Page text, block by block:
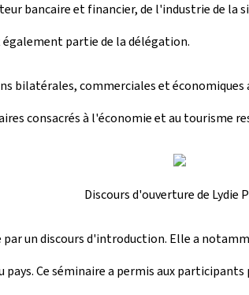
bancaire et financier, de l'industrie de la
également partie de la délégation.
commerciales et économiques
consacrés à l'économie et au tourisme
Discours d'ouverture de Lydie
un discours d'introduction. Elle a
Ce séminaire a permis aux